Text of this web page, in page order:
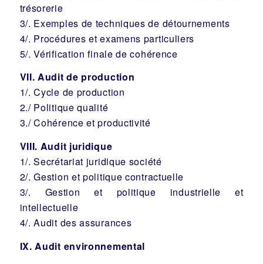
trésorerie
3/. Exemples de techniques de détournements
4/. Procédures et examens particuliers
5/. Vérification finale de cohérence
VII. Audit de production
1/. Cycle de production
2./ Politique qualité
3./ Cohérence et productivité
VIII. Audit juridique
1/. Secrétariat juridique société
2/. Gestion et politique contractuelle
3/. Gestion et politique industrielle et
intellectuelle
4/. Audit des assurances
IX. Audit environnemental